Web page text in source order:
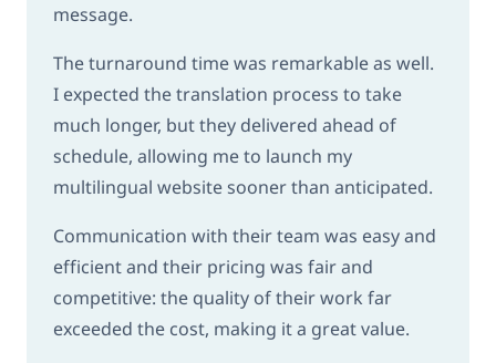
message.
The turnaround time was remarkable as well.
I expected the translation process to take
much longer, but they delivered ahead of
schedule, allowing me to launch my
multilingual website sooner than anticipated.
Communication with their team was easy and
efficient and their pricing was fair and
competitive: the quality of their work far
exceeded the cost, making it a great value.